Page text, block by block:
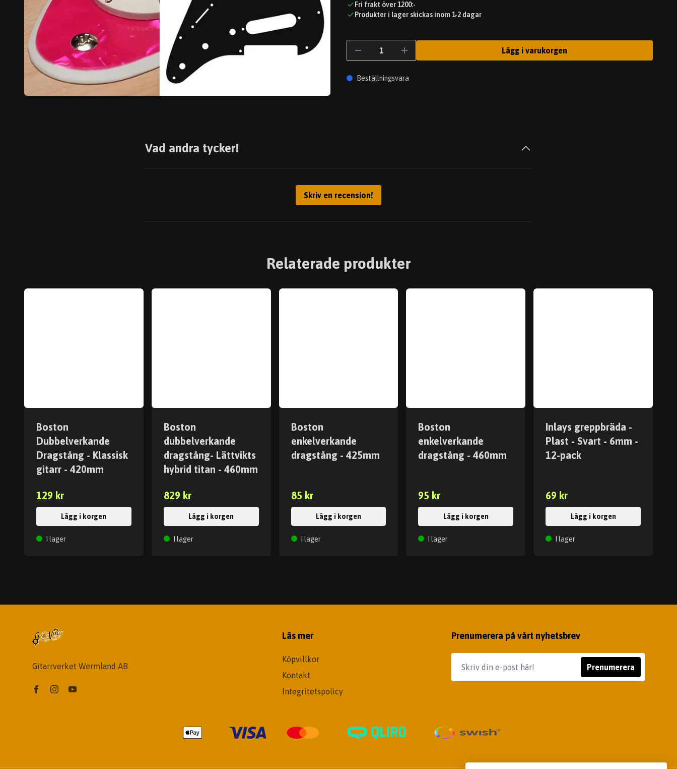
Fri frakt över 1200:-
Produkter i lager skickas inom 1-2 dagar
Lägg i varukorgen
Beställningsvara
Vad andra tycker!
Skriv en recension!
Relaterade produkter
Boston
Dubbelverkande
Dragstång - Klassisk
gitarr - 420mm
129 kr
Lägg i korgen
I lager
Boston
dubbelverkande
dragstång- Lättvikts
hybrid titan - 460mm
829 kr
Lägg i korgen
I lager
Boston
enkelverkande
dragstång - 425mm
85 kr
Lägg i korgen
I lager
Boston
enkelverkande
dragstång - 460mm
95 kr
Lägg i korgen
I lager
Inlays greppbräda -
Plast - Svart - 6mm -
12-pack
69 kr
Lägg i korgen
I lager
Gitarrverket Wermland AB
Läs mer
Köpvillkor
Kontakt
Integritetspolicy
Prenumerera på vårt nyhetsbrev
Prenumerera